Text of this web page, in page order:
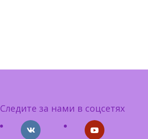
Следите за нами в соцсетях